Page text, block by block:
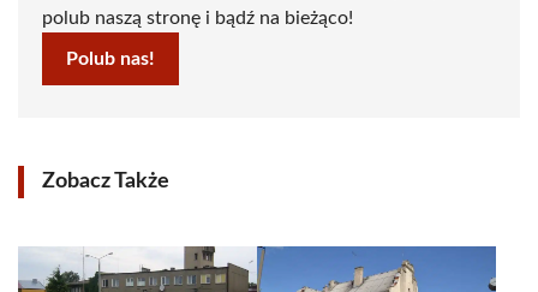
polub naszą stronę i bądź na bieżąco!
Polub nas!
Zobacz Także